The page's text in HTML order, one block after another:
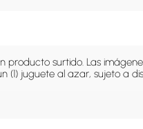
producto surtido. Las
(1) juguete al azar, sujeto a